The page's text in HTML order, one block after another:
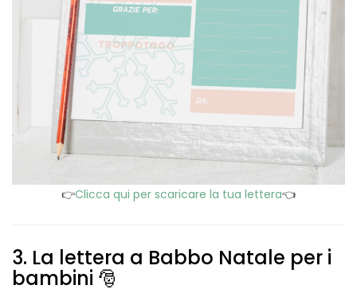
👉Clicca qui per scaricare la tua lettera👈
3. La lettera a Babbo Natale per i
bambini 🎅